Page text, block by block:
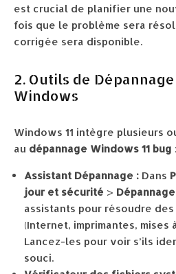
est crucial de planifier une
fois que le problème sera
corrigée sera disponible.
2. Outils de
Windows
Windows 11 intègre plusieurs
au dépannage Windows 11 bug :
Assistant Dépannage : Dans
jour et sécurité > Dépannage
assistants pour résoudre
(Internet, imprimantes, mises
Lancez-les pour voir s’ils
souci.